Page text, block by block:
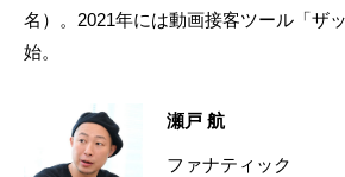
名）。2021年には動画接客ツール「ザ
始。
瀬戸 航
ファナティック